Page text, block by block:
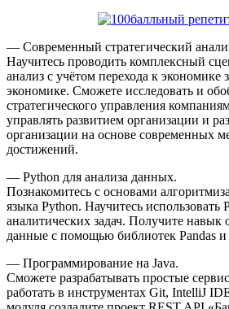
— Современный стратегический
Научитесь проводить комплексный
анализ с учётом перехода к экономике
экономике. Сможете исследовать и
стратегического управления
управлять развитием организации и
организации на основе современных
достижений.
— Python для анализа данных.
Познакомитесь с основами
языка Python. Научитесь использовать
аналитических задач. Получите навык
данные с помощью библиотек Pandas и
— Программирование на Java.
Сможете разрабатывать простые
работать в инструментах Git, IntelliJ